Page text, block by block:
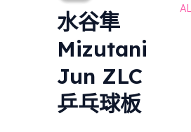
水谷隼
Mizutani
Jun ZLC
乒乓球板
was:
$2,250.00.
is:
$2,025.00.